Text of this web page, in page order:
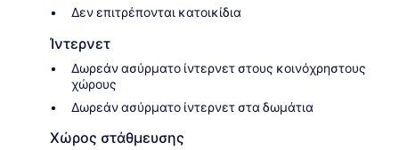
Δεν επιτρέπονται κατοικίδια
Ίντερνετ
Δωρεάν ασύρματο ίντερνετ στους κοινόχρηστους
χώρους
Δωρεάν ασύρματο ίντερνετ στα δωμάτια
Χώρος στάθμευσης